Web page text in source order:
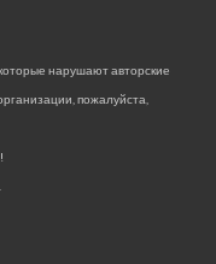
нарушают авторские
пожалуйста,